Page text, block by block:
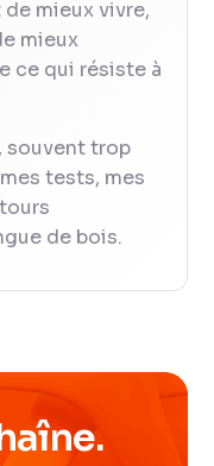
mieux vivre,
mieux
ce qui résiste à
souvent trop
tests, mes
de bois.